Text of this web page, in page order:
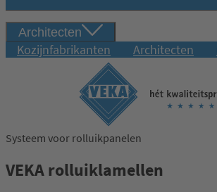
Architecten
Kozijnfabrikanten Architecten
Inloggen
Systeem voor rolluikpanelen
VEKA rolluiklamellen